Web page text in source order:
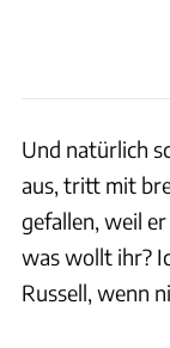
Und natürlich
aus, tritt mit
gefallen, weil
was wollt ihr?
Russell, wenn